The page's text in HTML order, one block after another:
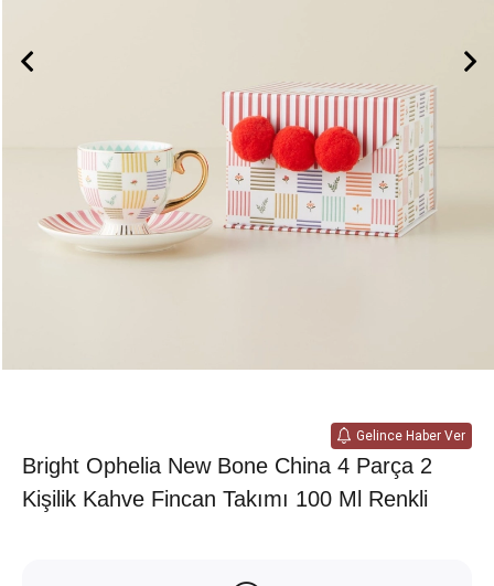
Gelince Haber Ver
Bright Ophelia New Bone China 4 Parça 2
Kişilik Kahve Fincan Takımı 100 Ml Renkli